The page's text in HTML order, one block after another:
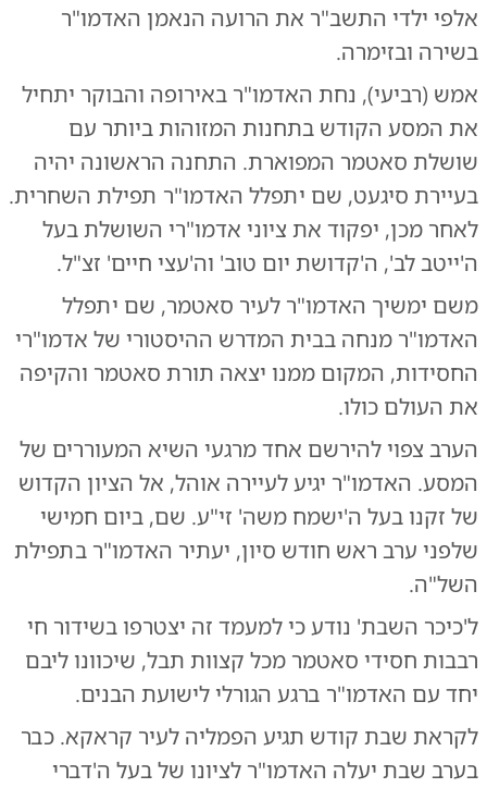
אלפי ילדי התשב"ר את הרועה הנאמן האדמו"ר
בשירה ובזימרה.
אמש (רביעי), נחת האדמו"ר באירופה והבוקר יתחיל
את המסע הקודש בתחנות המזוהות ביותר עם
שושלת סאטמר המפוארת. התחנה הראשונה יהיה
בעיירת סיגעט, שם יתפלל האדמו"ר תפילת השחרית.
לאחר מכן, יפקוד את ציוני אדמו"רי השושלת בעל
ה'ייטב לב', ה'קדושת יום טוב' וה'עצי חיים' זצ"ל.
משם ימשיך האדמו"ר לעיר סאטמר, שם יתפלל
האדמו"ר מנחה בבית המדרש ההיסטורי של אדמו"רי
החסידות, המקום ממנו יצאה תורת סאטמר והקיפה
את העולם כולו.
הערב צפוי להירשם אחד מרגעי השיא המעוררים של
המסע. האדמו"ר יגיע לעיירה אוהל, אל הציון הקדוש
של זקנו בעל ה'ישמח משה' זי"ע. שם, ביום חמישי
שלפני ערב ראש חודש סיון, יעתיר האדמו"ר בתפילת
השל"ה.
ל'כיכר השבת' נודע כי למעמד זה יצטרפו בשידור חי
רבבות חסידי סאטמר מכל קצוות תבל, שיכוונו ליבם
יחד עם האדמו"ר ברגע הגורלי לישועת הבנים.
לקראת שבת קודש תגיע הפמליה לעיר קראקא. כבר
בערב שבת יעלה האדמו"ר לציונו של בעל ה'דברי